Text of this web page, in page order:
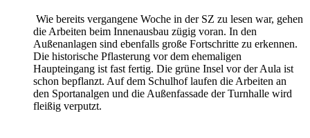
Wie bereits vergangene Woche in der SZ zu lesen war, gehen
die Arbeiten beim Innenausbau zügig voran. In den
Außenanlagen sind ebenfalls große Fortschritte zu erkennen.
Die historische Pflasterung vor dem ehemaligen
Haupteingang ist fast fertig. Die grüne Insel vor der Aula ist
schon bepflanzt. Auf dem Schulhof laufen die Arbeiten an
den Sportanalgen und die Außenfassade der Turnhalle wird
fleißig verputzt.